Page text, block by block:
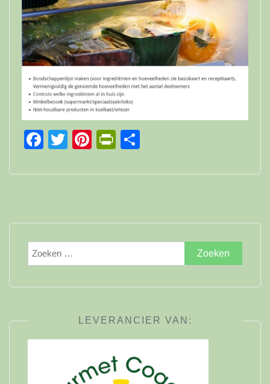
Facebook
TwitterPinterest
PrintFriendly
Zoeken
naar:
LEVERANCIER VAN: